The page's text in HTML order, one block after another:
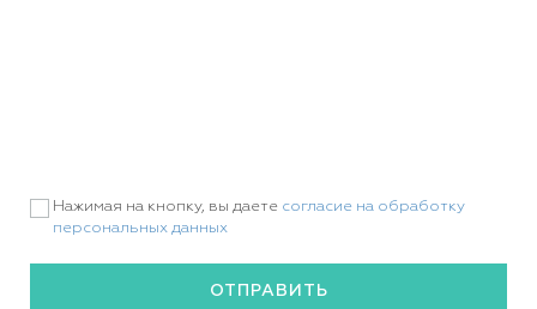
Нажимая на кнопку, вы даете согласие на обработку
персональных данных